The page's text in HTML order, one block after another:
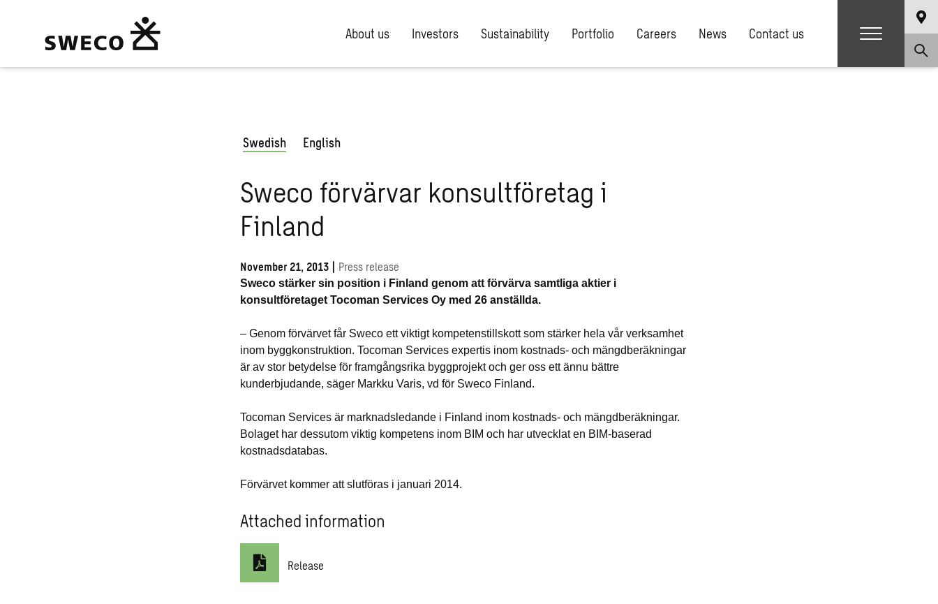
About us Investors Sustainability Portfolio Careers News Contact us
Swedish English
Sweco förvärvar konsultföretag i
Finland
November 21, 2013 | Press release
Sweco stärker sin position i Finland genom att förvärva samtliga aktier i
konsultföretaget Tocoman Services Oy med 26 anställda.
– Genom förvärvet får Sweco ett viktigt kompetenstillskott som stärker hela vår verksamhet
inom byggkonstruktion. Tocoman Services expertis inom kostnads- och mängdberäkningar
är av stor betydelse för framgångsrika byggprojekt och ger oss ett ännu bättre
kunderbjudande, säger Markku Varis, vd för Sweco Finland.
Tocoman Services är marknadsledande i Finland inom kostnads- och mängdberäkningar.
Bolaget har dessutom viktig kompetens inom BIM och har utvecklat en BIM-baserad
kostnadsdatabas.
Förvärvet kommer att slutföras i januari 2014.
Attached information
Release